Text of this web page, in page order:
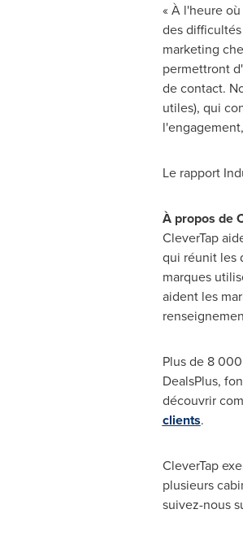
« À l'heure
des
marketing
permettront
de contact.
utiles), qui
Le rapport
À propos de
CleverTap
qui réunit les
marques
aident les
Plus de 8
DealsPlus,
découvrir
clients.
CleverTap
plusieurs
suivez-nous